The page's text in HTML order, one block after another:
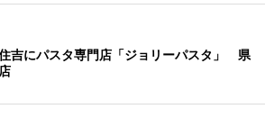
吉にパスタ専門店「ジョリーパスタ」 県